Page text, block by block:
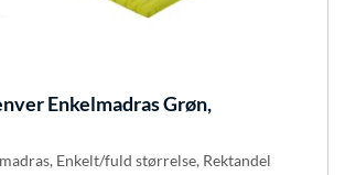
Enkelmadras Grøn,
Enkelt/fuld størrelse, Rektandel